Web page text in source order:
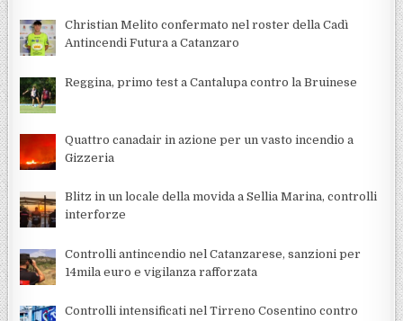
Christian Melito confermato nel roster della Cadì
Antincendi Futura a Catanzaro
Reggina, primo test a Cantalupa contro la Bruinese
Quattro canadair in azione per un vasto incendio a
Gizzeria
Blitz in un locale della movida a Sellia Marina, controlli
interforze
Controlli antincendio nel Catanzarese, sanzioni per
14mila euro e vigilanza rafforzata
Controlli intensificati nel Tirreno Cosentino contro